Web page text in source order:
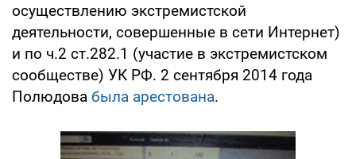
осуществлению экстремистской
деятельности, совершенные в сети Интернет)
и по ч.2 ст.282.1 (участие в экстремистском
сообществе) УК РФ. 2 сентября 2014 года
Полюдова была арестована.